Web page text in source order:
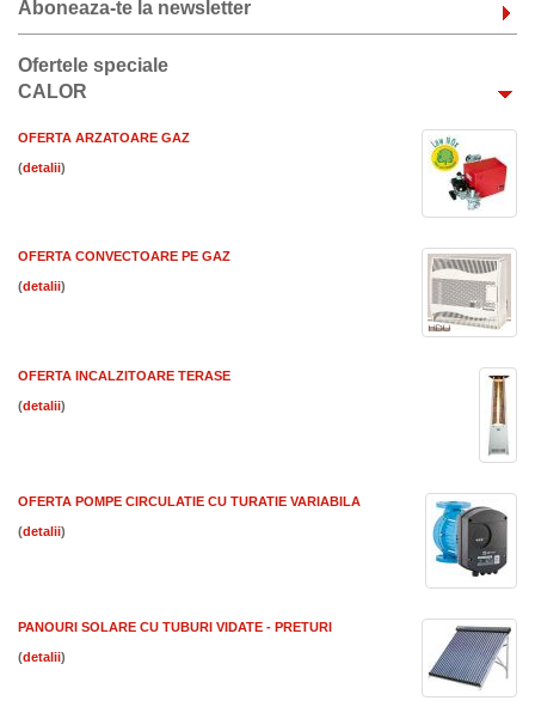
Aboneaza-te la newsletter
Ofertele speciale
CALOR
OFERTA ARZATOARE GAZ
( )
OFERTA CONVECTOARE PE GAZ
( )
OFERTA INCALZITOARE TERASE
( )
OFERTA POMPE CIRCULATIE CU TURATIE VARIABILA
( )
PANOURI SOLARE CU TUBURI VIDATE - PRETURI
( )